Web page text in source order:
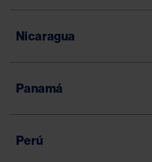
Nicaragua
Panamá
Perú